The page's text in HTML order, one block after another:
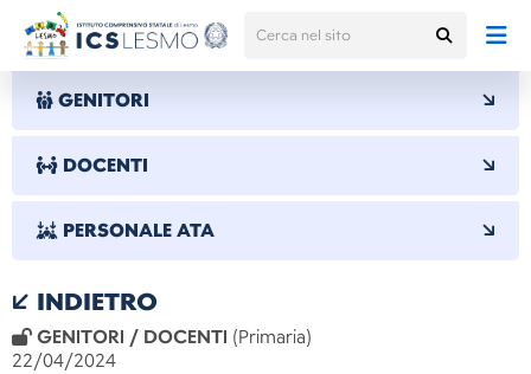
GENITORI
DOCENTI
PERSONALE ATA
INDIETRO
GENITORI / DOCENTI (Primaria)
22/04/2024